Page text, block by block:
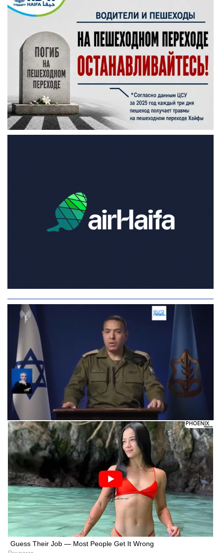
Guess Their Job — Most People Get It Wrong